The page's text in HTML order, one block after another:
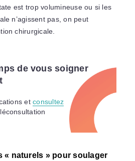
est trop volumineuse ou si les
n’agissent pas, on peut
chirurgicale.
de vous soigner
etconsultez
« naturels » pour soulager